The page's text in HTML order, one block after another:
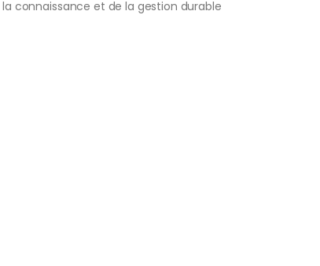
connaissance et de la gestion durable